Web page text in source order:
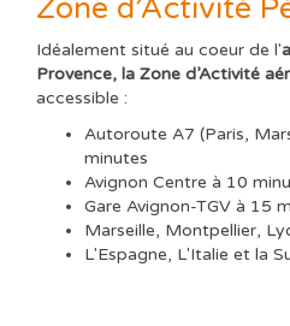
Zone d’Activité
Idéalement situé au coeur de l'
Provence, la Zone d’Activité
accessible :
Autoroute A7 (Paris,
minutes
Avignon Centre à 10
Gare Avignon-TGV à 15
Marseille, Montpellier,
L'Espagne, L'Italie et la